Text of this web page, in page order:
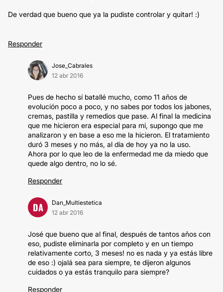
De verdad que bueno que ya la pudiste controlar y quitar! :)
Responder
Jose_Cabrales
12 abr 2016
Pues de hecho sí batallé mucho, como 11 años de
evolución poco a poco, y no sabes por todos los jabones,
cremas, pastilla y remedios que pase. Al final la medicina
que me hicieron era especial para mi, supongo que me
analizaron y en base a eso me la hicieron. El tratamiento
duró 3 meses y no más, al día de hoy ya no la uso.
Ahora por lo que leo de la enfermedad me da miedo que
quede algo dentro, no lo sé.
Responder
DA
Dan_Multiestetica
12 abr 2016
José que bueno que al final, después de tantos años con
eso, pudiste eliminarla por completo y en un tiempo
relativamente corto, 3 meses! no es nada y ya estás libre
de eso :) ojalá sea para siempre, te dijeron algunos
cuidados o ya estás tranquilo para siempre?
Responder